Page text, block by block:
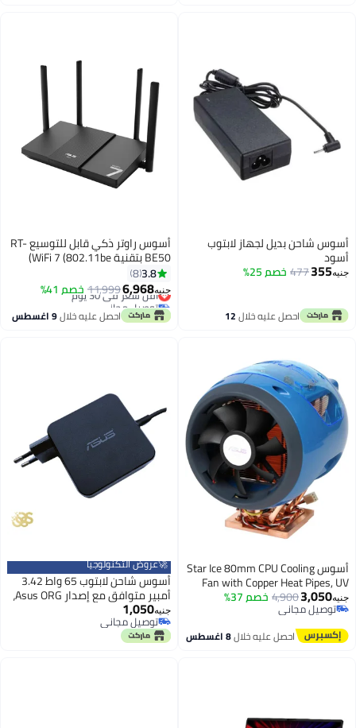
أسوس شاحن بديل لجهاز لابتوب
أسود
جنيه355
477 خصم 25%
احصل عليه خلال12
أسوس راوتر ذكي قابل للتوسيع RT-
BE50 بتقنية WiFi 7 (802.11be)
3 SSIDs لأجهزة إنترنت الأشياء،
تحكم أبوي و VPNs
3.8
8
جنيه6,968
11,999خصم 41% أقل سعر في 30 يوم
توصيل مجاني
أقل سعر في 30 يوماحصل عليه خلال9 اغسطس
أسوس Star Ice 80mm CPU Cooling
Fan with Copper Heat Pipes, UV
Light Design, High Performance
Heatsink for LGA 775 / Socket 478
/ K7 / K8 Blue
جنيه3,050
4,900خصم 37%
توصيل مجاني
توصيل مجاني
احصل عليه خلال8 اغسطس
🚀عروض التكنولوجيا
أسوس شاحن لابتوب 65 واط 3.42
أمبير متوافق مع إصدار Asus ORG،
المتوافقة مع نفس المواصفات
جنيه1,050
توصيل مجاني
توصيل مجاني